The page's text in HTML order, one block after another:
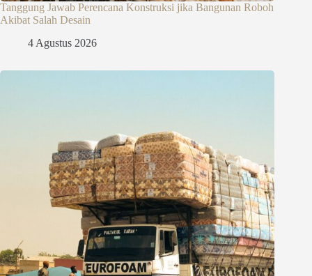
Tanggung Jawab Perencana Konstruksi jika Bangunan Roboh
Akibat Salah Desain
4 Agustus 2026